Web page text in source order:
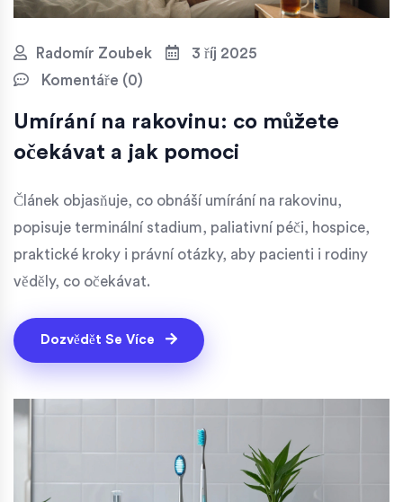
Radomír Zoubek
3 říj 2025
Komentáře (0)
Umírání na rakovinu: co můžete
očekávat a jak pomoci
Článek objasňuje, co obnáší umírání na rakovinu,
popisuje terminální stadium, paliativní péči, hospice,
praktické kroky i právní otázky, aby pacienti i rodiny
věděly, co očekávat.
Dozvědět Se Více